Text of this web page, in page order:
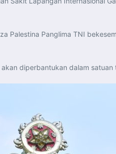
Palestina Panglima TNI
diperbantukan dalam